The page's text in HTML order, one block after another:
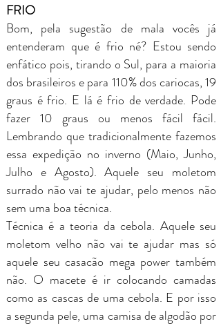
FRIO
Bom, pela sugestão de mala vocês já
entenderam que é frio né? Estou sendo
enfático pois, tirando o Sul, para a maioria
dos brasileiros e para 110% dos cariocas, 19
graus é frio. E lá é frio de verdade. Pode
fazer 10 graus ou menos fácil fácil.
Lembrando que tradicionalmente fazemos
essa expedição no inverno (Maio, Junho,
Julho e Agosto). Aquele seu moletom
surrado não vai te ajudar, pelo menos não
sem uma boa técnica.
Técnica é a teoria da cebola. Aquele seu
moletom velho não vai te ajudar mas só
aquele seu casacão mega power também
não. O macete é ir colocando camadas
como as cascas de uma cebola. E por isso
a segunda pele, uma camisa de algodão por